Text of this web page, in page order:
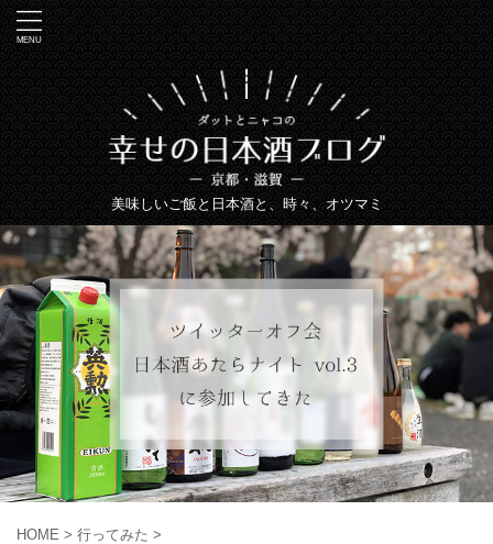
美味しいご飯と日本酒と、時々、オツマミ
HOME > 行ってみた >